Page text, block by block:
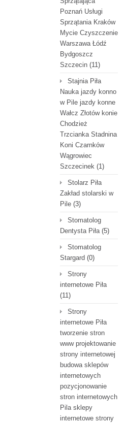
Poznań Usługi
Sprzątania Kraków
Mycie Czyszczenie
Warszawa Łódź
Bydgoszcz
Szczecin (11)
Stajnia Piła
Nauka jazdy konno
w Pile jazdy konne
Wałcz Złotów konie
Chodzież
Trzcianka Stadnina
Koni Czarnków
Wągrowiec
Szczecinek (1)
Stolarz Piła
Zakład stolarski w
Pile (3)
Stomatolog
Dentysta Piła(5)
Stomatolog
Stargard (0)
Strony
internetowe Piła
(11)
Strony
internetowe Piła
tworzenie stron
www projektowanie
strony internetowej
budowa sklepów
internetowych
pozycjonowanie
stron internetowych
Pila sklepy
internetowe strony